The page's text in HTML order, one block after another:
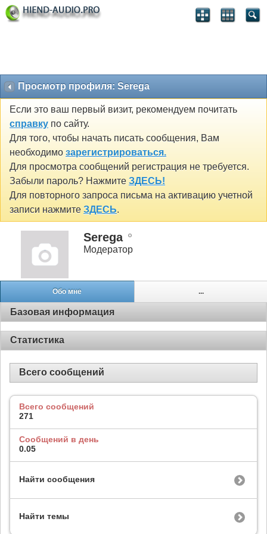
Просмотр профиля: Serega
Если это ваш первый визит, рекомендуем почитать
справку по сайту.
Для того, чтобы начать писать сообщения, Вам
необходимо зарегистрироваться.
Для просмотра сообщений регистрация не требуется.
Забыли пароль? Нажмите ЗДЕСЬ!
Для повторного запроса письма на активацию учетной
записи нажмите ЗДЕСЬ.
Serega
Модератор
Обо мне ...
Базовая информация
Статистика
Всего сообщений
Всего сообщений
271
Сообщений в день
0.05
Найти сообщения
Найти темы